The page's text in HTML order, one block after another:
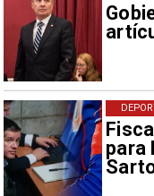
para